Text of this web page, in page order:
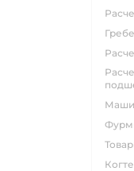
расческа для собак для вычесывания